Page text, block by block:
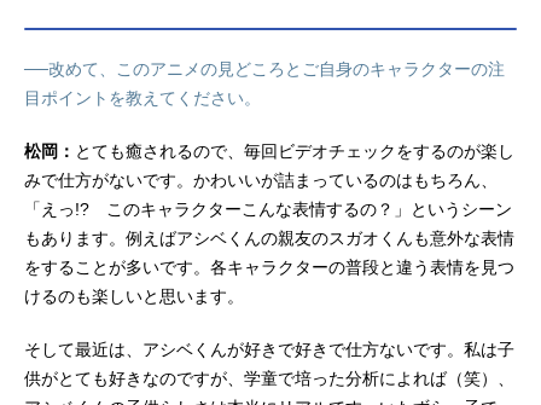
──改めて、このアニメの見どころとご自身のキャラクターの注
目ポイントを教えてください。
松岡： とても癒されるので、毎回ビデオチェックをするのが楽し
みで仕方がないです。かわいいが詰まっているのはもちろん、
「えっ!? このキャラクターこんな表情するの？」というシーン
もあります。例えばアシベくんの親友のスガオくんも意外な表情
をすることが多いです。各キャラクターの普段と違う表情を見つ
けるのも楽しいと思います。
そして最近は、アシベくんが好きで好きで仕方ないです。私は子
供がとても好きなのですが、学童で培った分析によれば（笑）、